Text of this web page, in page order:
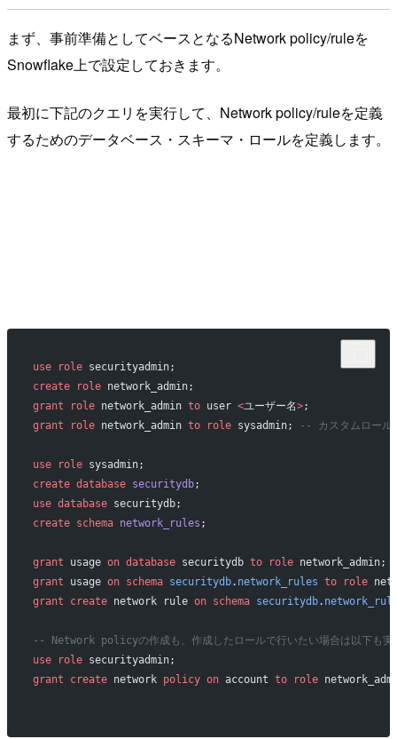
まず、事前準備としてベースとなるNetwork policy/ruleを
Snowflake上で設定しておきます。
最初に下記のクエリを実行して、Network policy/ruleを定義
するためのデータベース・スキーマ・ロールを定義します。
use role securityadmin;
create role network_admin;
grant role network_admin to user <ユーザー名>;
grant role network_admin to role sysadmin; -- カスタムロー
use role sysadmin;
create database securitydb;
use database securitydb;
create schema network_rules ;
grant usage on database securitydb to role network_admin;
grant usage on schema securitydb. network_rules to role
grant create network rule on schema securitydb.
-- Network policyの作成も、作成したロールで行いたい場合は以下も実
use role securityadmin;
grant create network policy on account to role